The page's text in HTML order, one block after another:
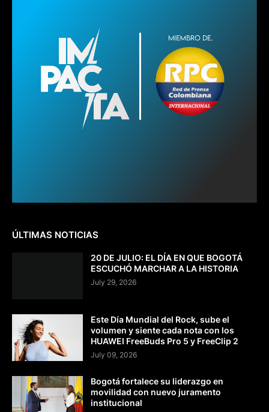
ÚLTIMAS NOTICIAS
20 DE JULIO: EL DÍA EN QUE BOGOTÁ
ESCUCHÓ MARCHAR A LA HISTORIA
July 29, 2026
Este Día Mundial del Rock, sube el
volumen y siente cada nota con los
HUAWEI FreeBuds Pro 5 y FreeClip 2
July 09, 2026
Bogotá fortalece su liderazgo en
movilidad con nuevo juramento
institucional